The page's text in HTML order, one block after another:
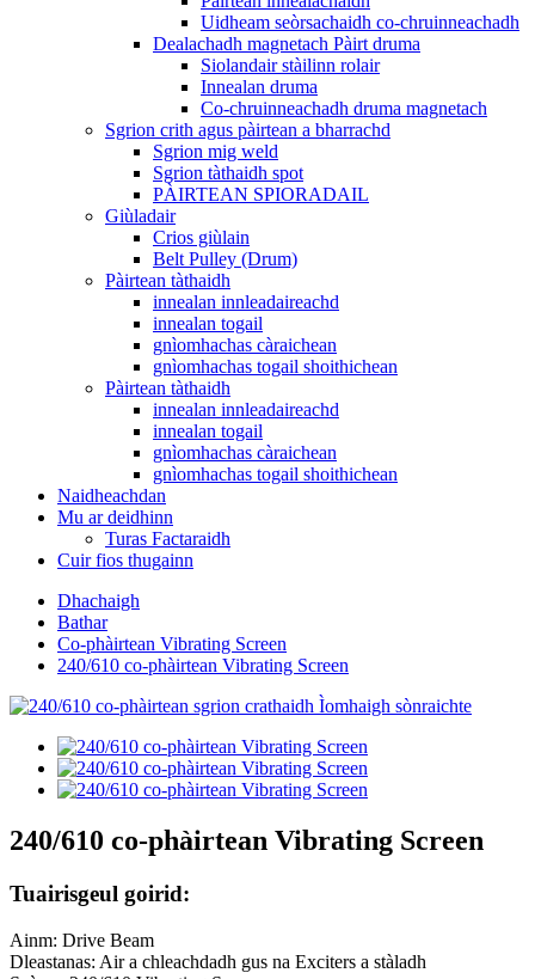
Uidheam seòrsachaidh co-chruinneachadh
Dealachadh magnetach Pàirt druma
Siolandair stàilinn rolair
Innealan druma
Co-chruinneachadh druma magnetach
Sgrion crith agus pàirtean a bharrachd
Sgrion mig weld
Sgrion tàthaidh spot
PÀIRTEAN SPIORADAIL
Giùladair
Crios giùlain
Belt Pulley (Drum)
Pàirtean tàthaidh
innealan innleadaireachd
innealan togail
gnìomhachas càraichean
gnìomhachas togail shoithichean
Pàirtean tàthaidh
innealan innleadaireachd
innealan togail
gnìomhachas càraichean
gnìomhachas togail shoithichean
Naidheachdan
Mu ar deidhinn
Turas Factaraidh
Cuir fios thugainn
Dhachaigh
Bathar
Co-phàirtean Vibrating Screen
240/610 co-phàirtean Vibrating Screen
240/610 co-phàirtean Vibrating Screen
Tuairisgeul goirid:
Ainm: Drive Beam
Dleastanas: Air a chleachdadh gus na Exciters a stàladh